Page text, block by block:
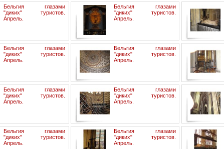
Бельгия глазами
"диких" туристов.
Апрель.
Бельгия глазами
"диких" туристов.
Апрель.
Бельгия глазами
"диких" туристов.
Апрель.
Бельгия глазами
"диких" туристов.
Апрель.
Бельгия глазами
"диких" туристов.
Апрель.
Бельгия глазами
"диких" туристов.
Апрель.
Бельгия глазами
"диких" туристов.
Апрель.
Бельгия глазами
"диких" туристов.
Апрель.